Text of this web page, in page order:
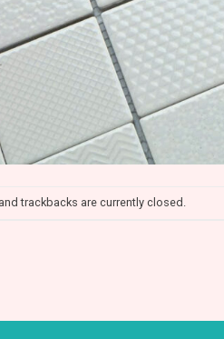
trackbacks are currently closed.